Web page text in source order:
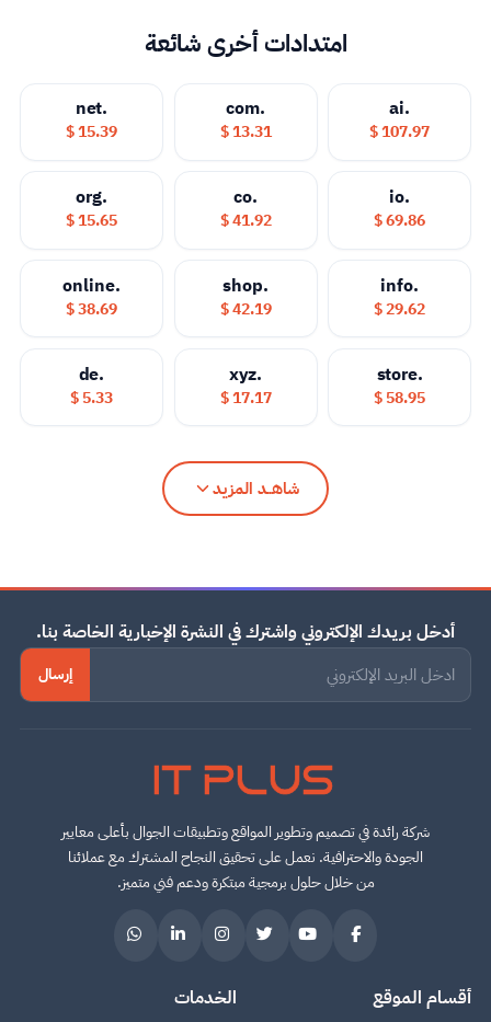
امتدادات أخرى شائعة
.ai
107.97 $
.com
13.31 $
.net
15.39 $
.io
69.86 $
.co
41.92 $
.org
15.65 $
.info
29.62 $
.shop
42.19 $
.online
38.69 $
.store
58.95 $
.xyz
17.17 $
.de
5.33 $
شاهــد المزيد
أدخل بريدك الإلكتروني واشترك في النشرة الإخبارية الخاصة بنا.
إرسال
IT PLUS
شركة رائدة في تصميم وتطوير المواقع وتطبيقات الجوال بأعلى معايير
الجودة والاحترافية. نعمل على تحقيق النجاح المشترك مع عملائنا
من خلال حلول برمجية مبتكرة ودعم فني متميز.
أقسام الموقع الخدمات